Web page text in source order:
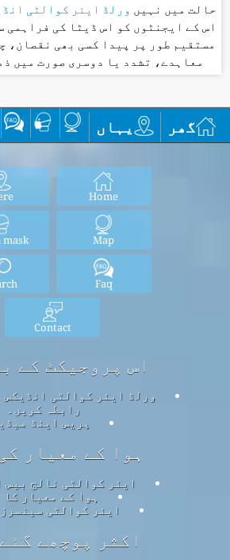
حالت میں نہیں ورلڈ ایئر کوالٹی
اس کے ایجنٹوں کو اس ڈیٹا کی فراہمی
مستقیم طور پر پیدا کسی بھی نقصان،
معاہدے، تشدد یا دوسری صورت میں
گھر یہاں
Home
Map
mask!
Faq
Contact
اس پروجیکٹ کے
ورلڈ ایئر کوالٹی
رابطہ کریں۔
پریس اینڈ
ہوا کے معیار
ایئر کوالٹی نالج بیس
ہوا کے معیار
ایئر کوالٹی سینسرز
اکثر پوچھے